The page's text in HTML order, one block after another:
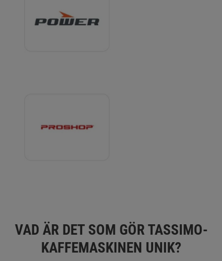
VAD ÄR DET SOM GÖR TASSIMO-
KAFFEMASKINEN UNIK?